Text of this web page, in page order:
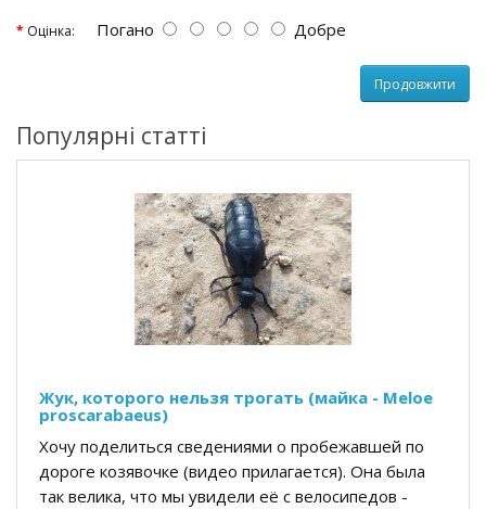
Оцінка: Погано Добре
Продовжити
Популярні статті
Жук, которого нельзя трогать (майка - Meloe
proscarabaeus)
Хочу поделиться сведениями о пробежавшей по
дороге козявочке (видео прилагается). Она была
так велика, что мы увидели её с велосипедов -